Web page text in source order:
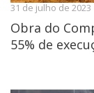
31 de julho de 2023
Obra do
55% de